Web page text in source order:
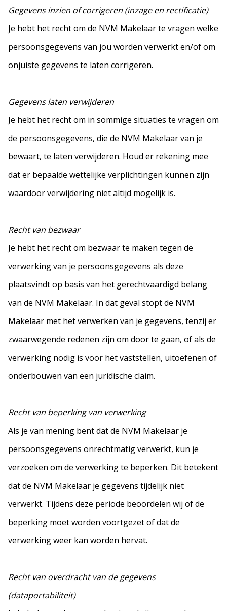
Gegevens inzien of corrigeren (inzage en rectificatie)
Je hebt het recht om de NVM Makelaar te vragen welke
persoonsgegevens van jou worden verwerkt en/of om
onjuiste gegevens te laten corrigeren.
Gegevens laten verwijderen
Je hebt het recht om in sommige situaties te vragen om
de persoonsgegevens, die de NVM Makelaar van je
bewaart, te laten verwijderen. Houd er rekening mee
dat er bepaalde wettelijke verplichtingen kunnen zijn
waardoor verwijdering niet altijd mogelijk is.
Recht van bezwaar
Je hebt het recht om bezwaar te maken tegen de
verwerking van je persoonsgegevens als deze
plaatsvindt op basis van het gerechtvaardigd belang
van de NVM Makelaar. In dat geval stopt de NVM
Makelaar met het verwerken van je gegevens, tenzij er
zwaarwegende redenen zijn om door te gaan, of als de
verwerking nodig is voor het vaststellen, uitoefenen of
onderbouwen van een juridische claim.
Recht van beperking van verwerking
Als je van mening bent dat de NVM Makelaar je
persoonsgegevens onrechtmatig verwerkt, kun je
verzoeken om de verwerking te beperken. Dit betekent
dat de NVM Makelaar je gegevens tijdelijk niet
verwerkt. Tijdens deze periode beoordelen wij of de
beperking moet worden voortgezet of dat de
verwerking weer kan worden hervat.
Recht van overdracht van de gegevens
(dataportabiliteit)